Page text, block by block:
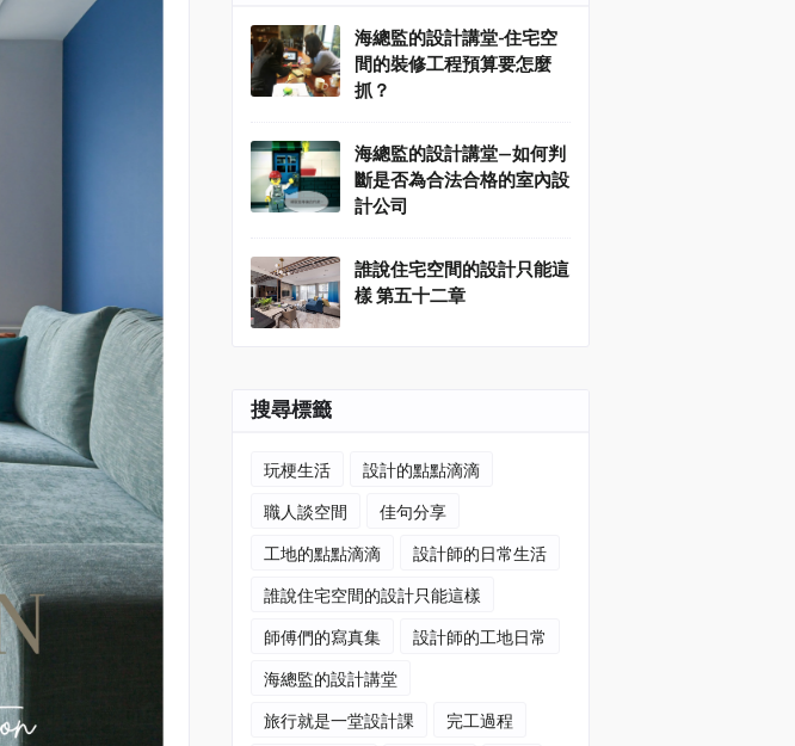
海總監的設計講堂-住宅空
間的裝修工程預算要怎麼
抓？
海總監的設計講堂—如何判
斷是否為合法合格的室內設
計公司
誰說住宅空間的設計只能這
樣 第五十二章
搜尋標籤
玩梗生活
設計的點點滴滴
職人談空間
佳句分享
工地的點點滴滴
設計師的日常生活
誰說住宅空間的設計只能這樣
師傅們的寫真集
設計師的工地日常
海總監的設計講堂
旅行就是一堂設計課
完工過程